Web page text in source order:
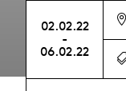
02.02.22
-
06.02.22